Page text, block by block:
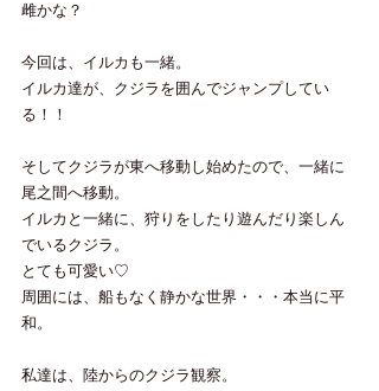
雌かな？
今回は、イルカも一緒。
イルカ達が、クジラを囲んでジャンプしてい
る！！
そしてクジラが東へ移動し始めたので、一緒に
尾之間へ移動。
イルカと一緒に、狩りをしたり遊んだり楽しん
でいるクジラ。
とても可愛い♡
周囲には、船もなく静かな世界・・・本当に平
和。
私達は、陸からのクジラ観察。